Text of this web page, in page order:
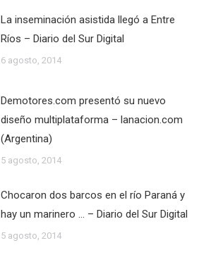
La inseminación asistida llegó a Entre
Ríos – Diario del Sur Digital
6 agosto, 2014
Demotores.com presentó su nuevo
diseño multiplataforma – lanacion.com
(Argentina)
5 agosto, 2014
Chocaron dos barcos en el río Paraná y
hay un marinero … – Diario del Sur Digital
5 agosto, 2014